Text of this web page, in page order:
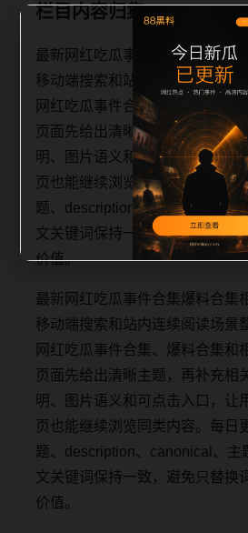
栏目内容归集
最新网红吃瓜事件合集爆料合集
移动端搜索和站内连续阅读场景
网红吃瓜事件合集、爆料合集和
页面先给出清晰主题，再补充相
明、图片语义和可点击入口，让
页也能继续浏览同类内容。每日
题、description、canonical、主
文关键词保持一致，避免只替换
价值。
最新网红吃瓜事件合集爆料合集
移动端搜索和站内连续阅读场景
网红吃瓜事件合集、爆料合集和
页面先给出清晰主题，再补充相
明、图片语义和可点击入口，让
页也能继续浏览同类内容。每日
题、description、canonical、主
文关键词保持一致，避免只替换
价值。